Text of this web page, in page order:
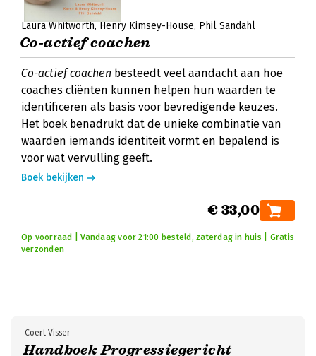
Laura Whitworth Henry Kimsey-House Phil Sandahl
Co-actief coachen
Co-actief coachen besteedt veel aandacht aan hoe
coaches cliënten kunnen helpen hun waarden te
identificeren als basis voor bevredigende keuzes.
Het boek benadrukt dat de unieke combinatie van
waarden iemands identiteit vormt en bepalend is
voor wat vervulling geeft.
Boek bekijken
€ 33,00
Op voorraad | Vandaag voor 21:00 besteld, zaterdag in huis | Gratis
verzonden
Handboek Progressiegericht
Coert Visser